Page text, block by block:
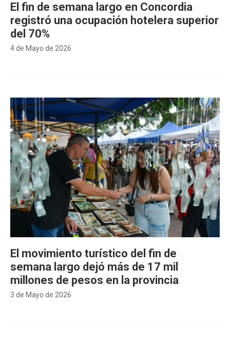
4 de Mayo de 2026
El fin de semana largo en Concordia
registró una ocupación hotelera superior
del 70%
3 de Mayo de 2026
El movimiento turístico del fin de
semana largo dejó más de 17 mil
millones de pesos en la provincia